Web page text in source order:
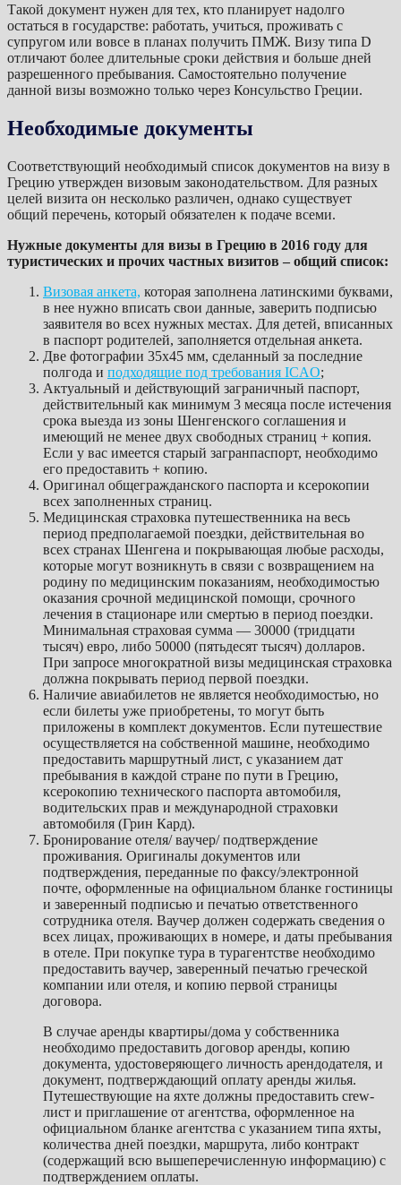
Такой документ нужен для тех, кто планирует надолго
остаться в государстве: работать, учиться, проживать с
супругом или вовсе в планах получить ПМЖ. Визу типа D
отличают более длительные сроки действия и больше дней
разрешенного пребывания. Самостоятельно получение
данной визы возможно только через Консульство Греции.
Необходимые документы
Соответствующий необходимый список документов на визу в
Грецию утвержден визовым законодательством. Для разных
целей визита он несколько различен, однако существует
общий перечень, который обязателен к подаче всеми.
Нужные документы для визы в Грецию в 2016 году для
туристических и прочих частных визитов – общий список:
Визовая анкета, которая заполнена латинскими буквами,
в нее нужно вписать свои данные, заверить подписью
заявителя во всех нужных местах. Для детей, вписанных
в паспорт родителей, заполняется отдельная анкета.
Две фотографии 35х45 мм, сделанный за последние
полгода и подходящие под требования ICAO;
Актуальный и действующий заграничный паспорт,
действительный как минимум 3 месяца после истечения
срока выезда из зоны Шенгенского соглашения и
имеющий не менее двух свободных страниц + копия.
Если у вас имеется старый загранпаспорт, необходимо
его предоставить + копию.
Оригинал общегражданского паспорта и ксерокопии
всех заполненных страниц.
Медицинская страховка путешественника на весь
период предполагаемой поездки, действительная во
всех странах Шенгена и покрывающая любые расходы,
которые могут возникнуть в связи с возвращением на
родину по медицинским показаниям, необходимостью
оказания срочной медицинской помощи, срочного
лечения в стационаре или смертью в период поездки.
Минимальная страховая сумма — 30000 (тридцати
тысяч) евро, либо 50000 (пятьдесят тысяч) долларов.
При запросе многократной визы медицинская страховка
должна покрывать период первой поездки.
Наличие авиабилетов не является необходимостью, но
если билеты уже приобретены, то могут быть
приложены в комплект документов. Если путешествие
осуществляется на собственной машине, необходимо
предоставить маршрутный лист, с указанием дат
пребывания в каждой стране по пути в Грецию,
ксерокопию технического паспорта автомобиля,
водительских прав и международной страховки
автомобиля (Грин Кард).
Бронирование отеля/ ваучер/ подтверждение
проживания. Оригиналы документов или
подтверждения, переданные по факсу/электронной
почте, оформленные на официальном бланке гостиницы
и заверенный подписью и печатью ответственного
сотрудника отеля. Ваучер должен содержать сведения о
всех лицах, проживающих в номере, и даты пребывания
в отеле. При покупке тура в турагентстве необходимо
предоставить ваучер, заверенный печатью греческой
компании или отеля, и копию первой страницы
договора.
В случае аренды квартиры/дома у собственника
необходимо предоставить договор аренды, копию
документа, удостоверяющего личность арендодателя, и
документ, подтверждающий оплату аренды жилья.
Путешествующие на яхте должны предоставить crew-
лист и приглашение от агентства, оформленное на
официальном бланке агентства с указанием типа яхты,
количества дней поездки, маршрута, либо контракт
(содержащий всю вышеперечисленную информацию) с
подтверждением оплаты.